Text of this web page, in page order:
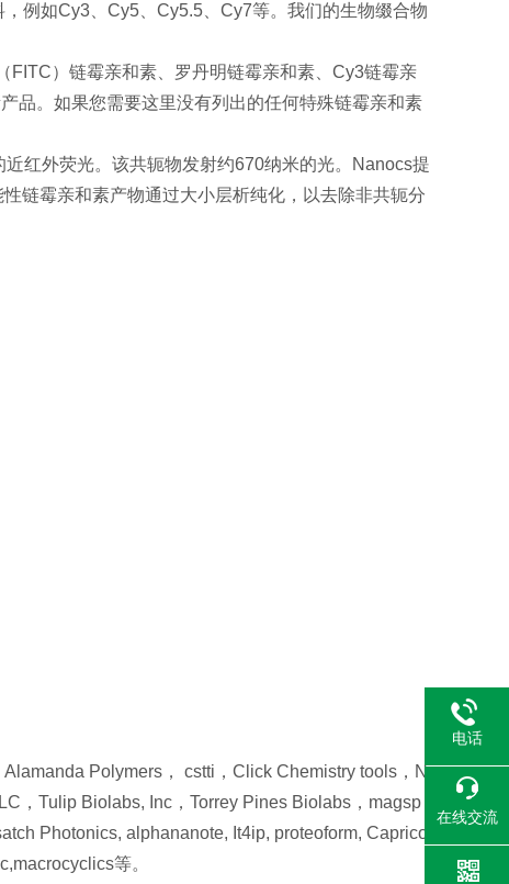
例如Cy3、Cy5、Cy5.5、Cy7等。我们的生物缀合物
FITC）链霉亲和素、罗丹明链霉亲和素、Cy3链霉亲
品。如果您需要这里没有列出的任何特殊链霉亲和素
红外荧光。该共轭物发射约670纳米的光。Nanocs提
链霉亲和素产物通过大小层析纯化，以去除非共轭分
Polymers， cstti，Click Chemistry tools，N
，Tulip Biolabs, Inc，Torrey Pines Biolabs，magsp
Photonics, alphananote, It4ip, proteoform, Caprico
等。
电话
在线交流